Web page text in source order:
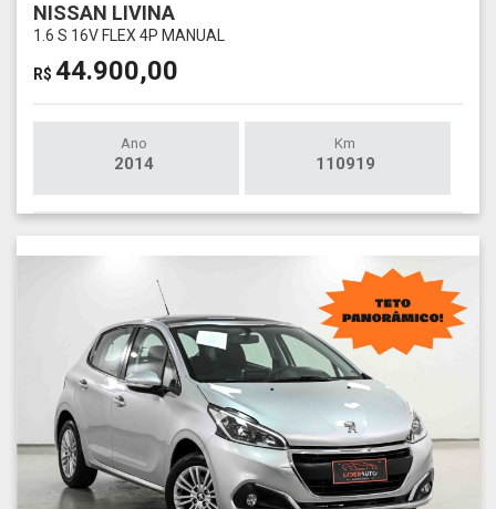
NISSAN LIVINA
1.6 S 16V FLEX 4P MANUAL
R$ 44.900,00
Ano
2014
Km
110919